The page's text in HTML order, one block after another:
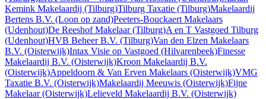
Kemink Makelaardij (Tilburg)Tilburg Taxatie (Tilburg)Makelaardij
Bertens B.V. (Loon op zand)Peeters-Bouckaert Makelaars
(Udenhout)De Reeshof Makelaar(Tilburg)A en T Vastgoed Tilburg
(Udenhout)HVB Beheer B.V. (Tilburg)Van den Elzen Makelaars
B.V. (Oisterwijk)Intax Visie op Vastgoed (Hilvarenbeek)Finesse
Makelaardij B.V. (Oisterwijk)Kroon Makelaardij B.V.
(Oisterwijk)Appeldoorn & Van Erven Makelaars (Oisterwijk)VMG
Taxatie B.V. (Oisterwijk)Makelaardij Meeuwis (Oisterwijk)Fijne
Makelaar(Oisterwijk)Lelieveld Makelaardij B.V. (Oisterwijk)